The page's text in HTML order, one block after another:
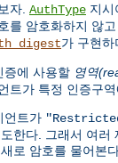
자. AuthType 지시
를 암호화하지 않
가 구현
증에 사용할 영역
트가 특정 인증구
언트가
한다. 그래서 여
로 암호를 물어본